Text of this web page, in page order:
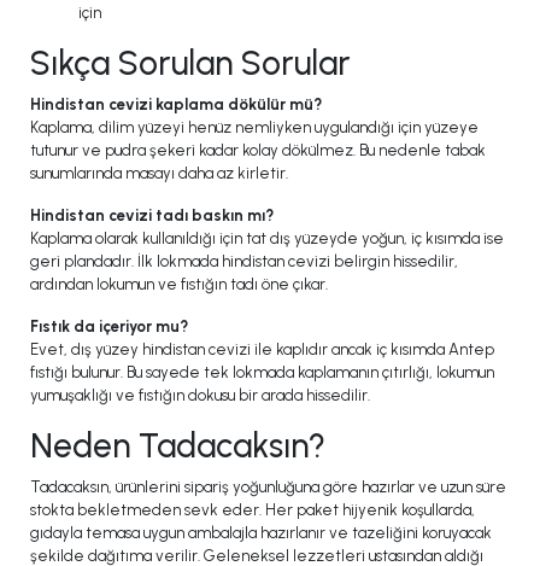
için
Sıkça Sorulan Sorular
Hindistan cevizi kaplama dökülür mü?
Kaplama, dilim yüzeyi henüz nemliyken uygulandığı için yüzeye
tutunur ve pudra şekeri kadar kolay dökülmez. Bu nedenle tabak
sunumlarında masayı daha az kirletir.
Hindistan cevizi tadı baskın mı?
Kaplama olarak kullanıldığı için tat dış yüzeyde yoğun, iç kısımda ise
geri plandadır. İlk lokmada hindistan cevizi belirgin hissedilir,
ardından lokumun ve fıstığın tadı öne çıkar.
Fıstık da içeriyor mu?
Evet, dış yüzey hindistan cevizi ile kaplıdır ancak iç kısımda Antep
fıstığı bulunur. Bu sayede tek lokmada kaplamanın çıtırlığı, lokumun
yumuşaklığı ve fıstığın dokusu bir arada hissedilir.
Neden Tadacaksın?
Tadacaksın, ürünlerini sipariş yoğunluğuna göre hazırlar ve uzun süre
stokta bekletmeden sevk eder. Her paket hijyenik koşullarda,
gıdayla temasa uygun ambalajla hazırlanır ve tazeliğini koruyacak
şekilde dağıtıma verilir. Geleneksel lezzetleri ustasından aldığı